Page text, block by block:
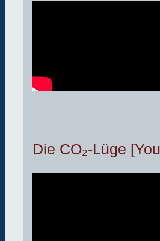
Die CO₂-Lüge